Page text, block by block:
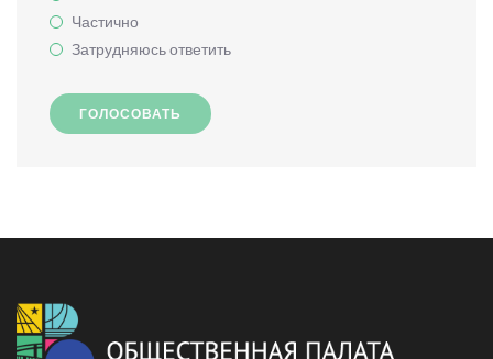
Частично
Затрудняюсь ответить
ГОЛОСОВАТЬ